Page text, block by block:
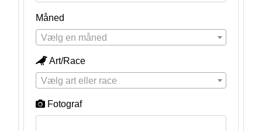
Måned
Vælg en måned
Art/Race
Vælg art eller race
Fotograf